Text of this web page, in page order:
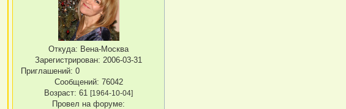
Откуда: Вена-Москва
Зарегистрирован: 2006-03-31
Приглашений: 0
Сообщений: 76042
Возраст: 61[1964-10-04]
Провел на форуме: